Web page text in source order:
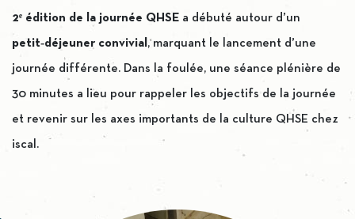
2ᵉ édition de la journée QHSE a débuté autour d’un
petit‑déjeuner convivial , marquant le lancement d’une
journée différente. Dans la foulée, une séance plénière de
30 minutes a lieu pour rappeler les objectifs de la journée
et revenir sur les axes importants de la culture QHSE chez
iscal.